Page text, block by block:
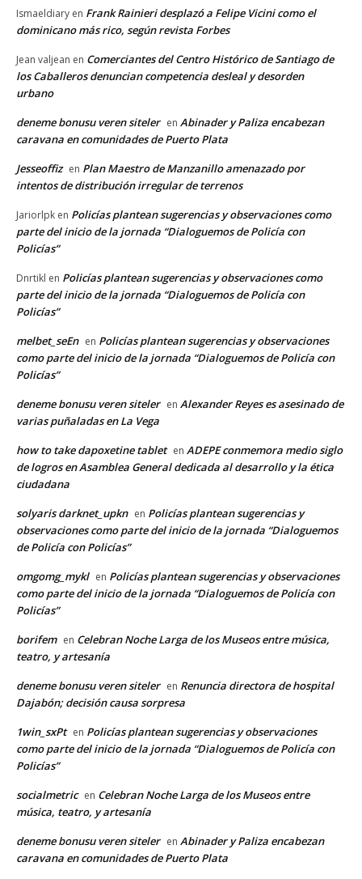
Ismaeldiary en Frank Rainieri desplazó a Felipe Vicini como el
dominicano más rico, según revista Forbes
Jean valjean en Comerciantes del Centro Histórico de Santiago de
los Caballeros denuncian competencia desleal y desorden
urbano
deneme bonusu veren siteler en Abinader y Paliza encabezan
caravana en comunidades de Puerto Plata
Jesseoffiz en Plan Maestro de Manzanillo amenazado por
intentos de distribución irregular de terrenos
Jariorlpk en Policías plantean sugerencias y observaciones como
parte del inicio de la jornada “Dialoguemos de Policía con
Policías”
Dnrtikl en Policías plantean sugerencias y observaciones como
parte del inicio de la jornada “Dialoguemos de Policía con
Policías”
melbet_seEn en Policías plantean sugerencias y observaciones
como parte del inicio de la jornada “Dialoguemos de Policía con
Policías”
deneme bonusu veren siteler en Alexander Reyes es asesinado de
varias puñaladas en La Vega
how to take dapoxetine tablet en ADEPE conmemora medio siglo
de logros en Asamblea General dedicada al desarrollo y la ética
ciudadana
solyaris darknet_upkn en Policías plantean sugerencias y
observaciones como parte del inicio de la jornada “Dialoguemos
de Policía con Policías”
omgomg_mykl en Policías plantean sugerencias y observaciones
como parte del inicio de la jornada “Dialoguemos de Policía con
Policías”
borifem en Celebran Noche Larga de los Museos entre música,
teatro, y artesanía
deneme bonusu veren siteler en Renuncia directora de hospital
Dajabón; decisión causa sorpresa
1win_sxPt en Policías plantean sugerencias y observaciones
como parte del inicio de la jornada “Dialoguemos de Policía con
Policías”
socialmetric en Celebran Noche Larga de los Museos entre
música, teatro, y artesanía
deneme bonusu veren siteler en Abinader y Paliza encabezan
caravana en comunidades de Puerto Plata